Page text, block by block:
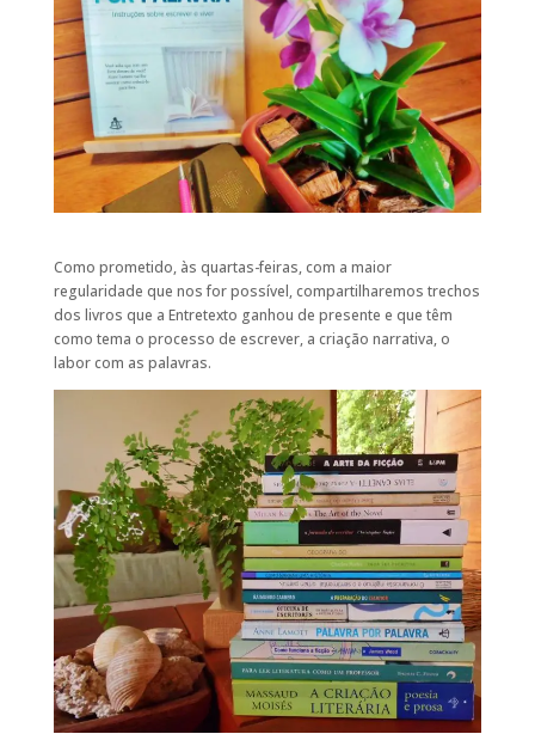
Como prometido, às quartas-feiras, com a maior
regularidade que nos for possível, compartilharemos trechos
dos livros que a Entretexto ganhou de presente e que têm
como tema o processo de escrever, a criação narrativa, o
labor com as palavras.